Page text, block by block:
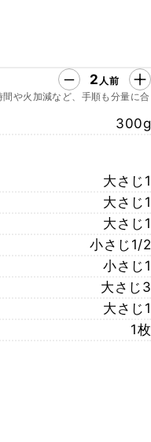
2 人前
や火加減など、手順も分量に合
300g
大さじ1
大さじ1
大さじ1
小さじ1/2
小さじ1
大さじ3
大さじ1
1枚